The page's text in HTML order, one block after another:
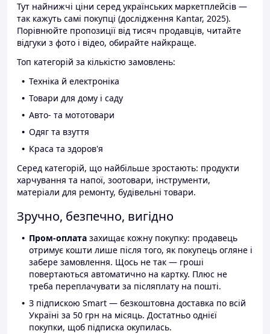
Тут найнижчі ціни серед українських маркетплейсів —
так кажуть самі покупці (дослідження Kantar, 2025).
Порівнюйте пропозиції від тисяч продавців, читайте
відгуки з фото і відео, обирайте найкраще.
Топ категорій за кількістю замовлень:
Техніка й електроніка
Товари для дому і саду
Авто- та мототовари
Одяг та взуття
Краса та здоров'я
Серед категорій, що найбільше зростають: продукти
харчування та напої, зоотовари, інструменти,
матеріали для ремонту, будівельні товари.
Зручно, безпечно, вигідно
Пром-оплата захищає кожну покупку: продавець
отримує кошти лише після того, як покупець огляне і
забере замовлення. Щось не так — гроші
повертаються автоматично на картку. Плюс не
треба переплачувати за післяплату на пошті.
З підпискою Smart — безкоштовна доставка по всій
Україні за 50 грн на місяць. Достатньо однієї
покупки, щоб підписка окупилась.